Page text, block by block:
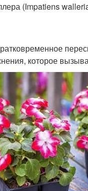
(Impatiens
которое